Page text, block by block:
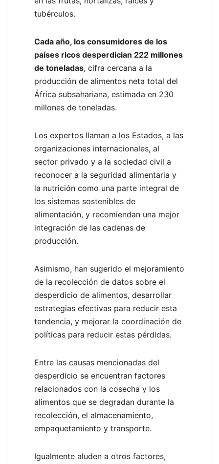
tubérculos.
Cada año, los consumidores de los
países ricos desperdician 222 millones
de toneladas, cifra cercana a la
producción de alimentos neta total del
África subsahariana, estimada en 230
millones de toneladas.
Los expertos llaman a los Estados, a las
organizaciones internacionales, al
sector privado y a la sociedad civil a
reconocer a la seguridad alimentaria y
la nutrición como una parte integral de
los sistemas sostenibles de
alimentación, y recomiendan una mejor
integración de las cadenas de
producción.
Asimismo, han sugerido el mejoramiento
de la recolección de datos sobre el
desperdicio de alimentos, desarrollar
estrategias efectivas para reducir esta
tendencia, y mejorar la coordinación de
políticas para reducir estas pérdidas.
Entre las causas mencionadas del
desperdicio se encuentran factores
relacionados con la cosecha y los
alimentos que se degradan durante la
recolección, el almacenamiento,
empaquetamiento y transporte.
Igualmente aluden a otros factores,